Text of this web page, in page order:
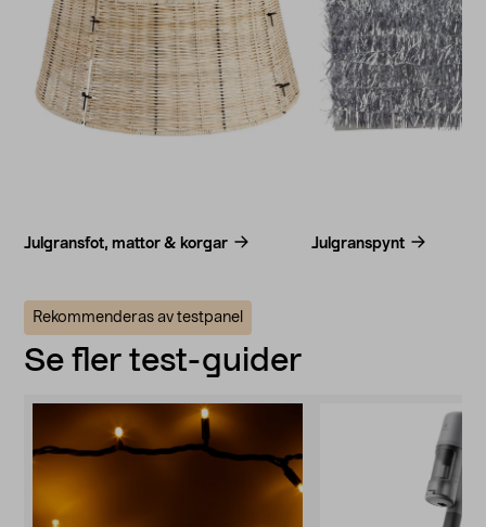
Julgransfot, mattor & korgar Julgranspynt
Rekommenderas av testpanel
Se fler test-guider